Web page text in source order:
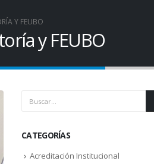
Y FEUBO
y FEUBO
CATEGORÍAS
Acreditación Institucional